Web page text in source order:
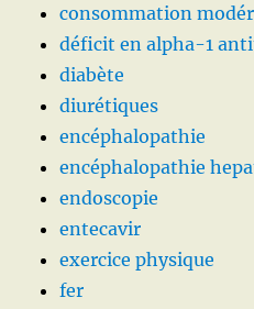
consommation
déficit en alpha-1
diabète
diurétiques
encéphalopathie
encéphalopathie
endoscopie
entecavir
exercice physique
fer